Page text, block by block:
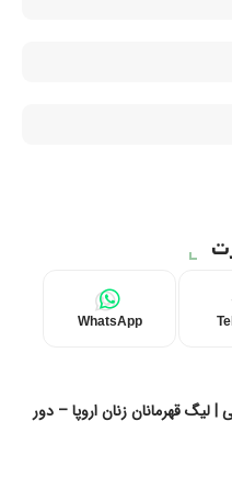
WhatsApp
قهرمانان زنان اروپا – دور